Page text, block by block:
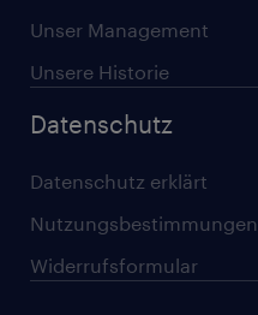
Unser Management
Unsere Historie
Datenschutz
Datenschutz erklärt
Nutzungsbestimmungen
Widerrufsformular